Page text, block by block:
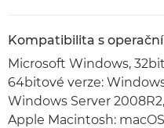
Kompatibilita s
Microsoft Windows,
64bitové verze:
Windows Server 2008R2,
Apple Macintosh: macOS